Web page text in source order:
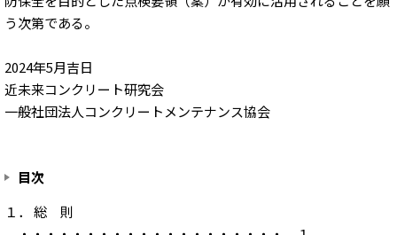
う次第である。
2024年5月吉日
近未来コンクリート研究会
一般社団法人コンクリートメンテナンス協会
目次
１． 総 則